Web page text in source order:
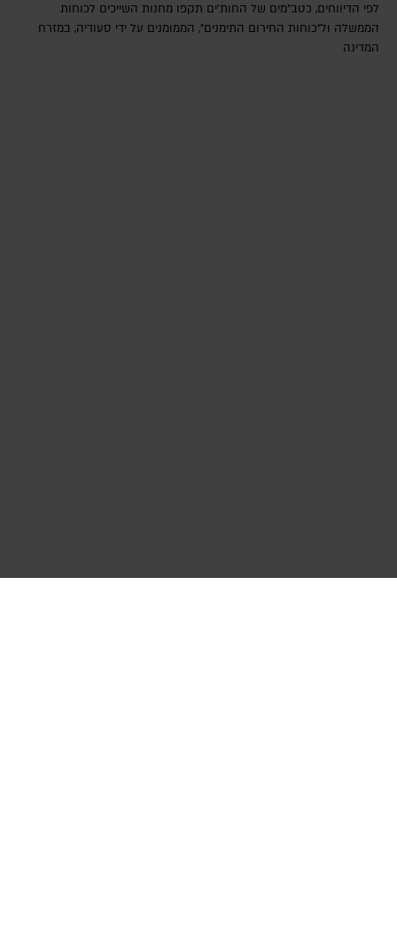
לפי הדיווחים, כטב"מים של החות'ים תקפו מחנות השייכים לכוחות
הממשלה ול"כוחות החירום התימנים", הממומנים על ידי סעודיה, במזרח
המדינה